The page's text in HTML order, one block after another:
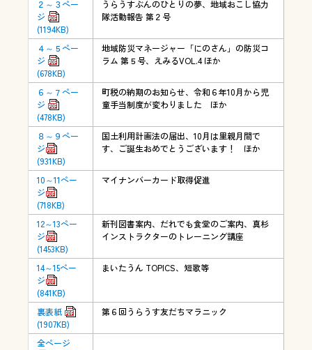
２～３ペー
ジ
(1194KB)
うらうすぶんのひとりの夢、地域おこし協力
隊活動報告 第２号
４～５ペー
ジ
(678KB)
地域防災マネージャー「にのさん」の防災コ
ラム 第５号、えみるVOL.4 ほか
６～７ペー
ジ
(478KB)
町税の納期のお知らせ、令和６年10月から児
童手当制度が変わりました ほか
８～９ペー
ジ
(931KB)
国土利用計画法の届出、10月は里親月間で
す、ご誕生おめでとうございます！ ほか
10～11ペー
ジ
(718KB)
マイナンバーカード取得促進
12～13ペー
ジ
(1453KB)
新刊図書案内、だれでも食堂のご案内、真杉
インストラクターのトレーニング講座
14～15ペー
ジ
(841KB)
まいたうん TOPICS、短歌等
裏表紙
(1907KB)
第６回うらうす友だちマラニック
全ページ